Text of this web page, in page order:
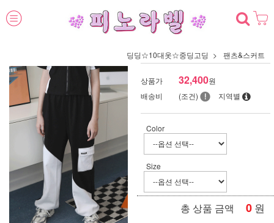
딩딩☆10대옷☆중딩고딩 팬츠&스커트
상품가 32,400원
배송비
(조건) 지역별
Color
Size
총 상품 금액 0 원